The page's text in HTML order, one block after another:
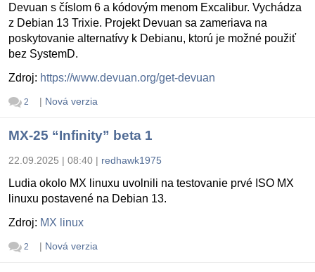
Devuan s číslom 6 a kódovým menom Excalibur. Vychádza
z Debian 13 Trixie. Projekt Devuan sa zameriava na
poskytovanie alternatívy k Debianu, ktorú je možné použiť
bez SystemD.
Zdroj: https://www.devuan.org/get-devuan
2 | Nová verzia
MX-25 “Infinity” beta 1
22.09.2025 | 08:40 | redhawk1975
Ludia okolo MX linuxu uvolnili na testovanie prvé ISO MX
linuxu postavené na Debian 13.
Zdroj: MX linux
2 | Nová verzia